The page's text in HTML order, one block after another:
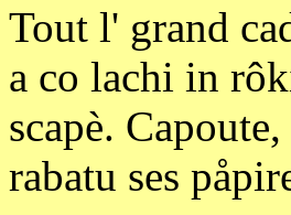
Tout l' grand
a co lachi in
scapè.
rabatu ses